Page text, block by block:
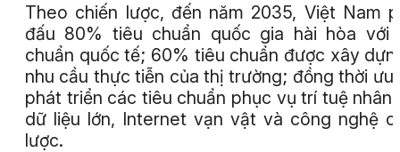
Theo chiến lược, đến năm 2035, Việt Nam
đấu 80% tiêu chuẩn quốc gia hài hòa với
chuẩn quốc tế; 60% tiêu chuẩn được xây
nhu cầu thực tiễn của thị trường; đồng thời ưu
phát triển các tiêu chuẩn phục vụ trí tuệ nhân
dữ liệu lớn, Internet vạn vật và công nghệ
lược.